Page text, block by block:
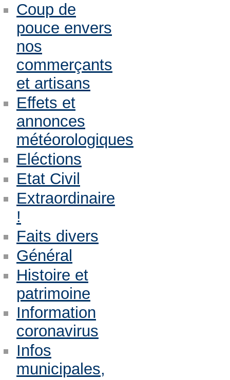
Coup de
pouce envers
nos
commerçants
et artisans
Effets et
annonces
météorologiques
Eléctions
Etat Civil
Extraordinaire
!
Faits divers
Général
Histoire et
patrimoine
Information
coronavirus
Infos
municipales,